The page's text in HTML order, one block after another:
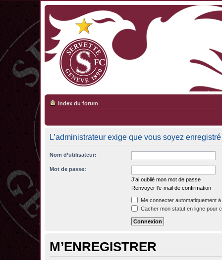
Index du forum
L’administrateur exige que vous soyez
Nom d’utilisateur:
Mot de passe:
J’ai oublié mon mot de passe
Renvoyer l’e-mail de confirmation
Me connecter automatiquement
Cacher mon statut en ligne pour
M’ENREGISTRER